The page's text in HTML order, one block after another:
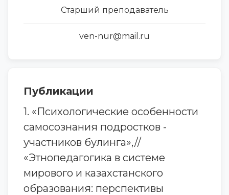
Старший преподаватель
ven-nur@mail.ru
Публикации
1. «Психологические особенности
самосознания подростков -
участников булинга»,//
«Этнопедагогика в системе
мирового и казахстанского
образования: перспективы